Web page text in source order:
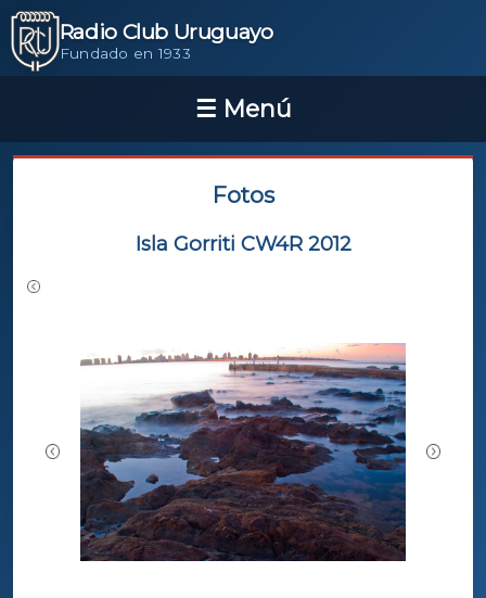
Radio Club Uruguayo
Fundado en 1933
Fotos
Isla Gorriti CW4R 2012